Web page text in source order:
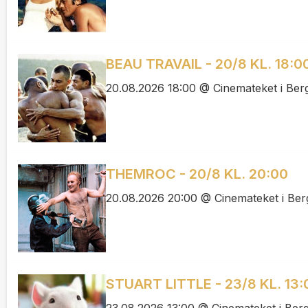
BEAU TRAVAIL - 20/8 KL.
20.08.2026 18:00 @ Cinemateket i
THEMROC - 20/8 KL. 20:00
20.08.2026 20:00 @ Cinemateket i
STUART LITTLE - 23/8 KL.